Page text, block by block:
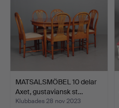
MATSALSMÖBEL 10 delar
Axet, gustaviansk st…
Klubbades 28 nov 2023